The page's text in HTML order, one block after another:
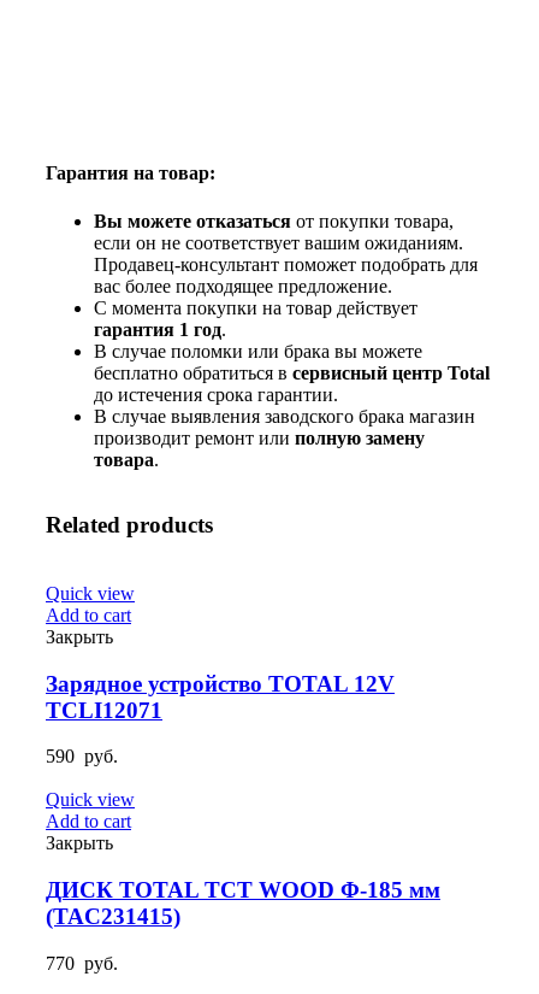
Гарантия на товар:
Вы можете отказаться от покупки товара,
если он не соответствует вашим ожиданиям.
Продавец-консультант поможет подобрать для
вас более подходящее предложение.
С момента покупки на товар действует
гарантия 1 год.
В случае поломки или брака вы можете
бесплатно обратиться в сервисный центр Total
до истечения срока гарантии.
В случае выявления заводского брака магазин
производит ремонт или полную замену
товара.
Related products
Quick view
Add to cart
Закрыть
Зарядное устройство TOTAL 12V
TCLI12071
590 руб.
Quick view
Add to cart
Закрыть
ДИСК TOTAL TCT WOOD Φ-185 мм
(TAC231415)
770 руб.